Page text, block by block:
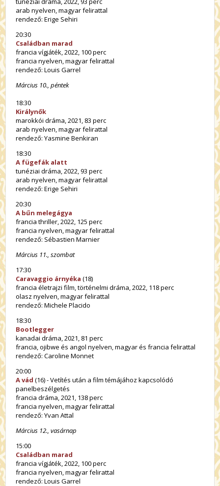
arab nyelven, magyar felirattal
rendező: Erige Sehiri
20:30
Családban marad
francia vígjáték, 2022, 100 perc
francia nyelven, magyar felirattal
rendező: Louis Garrel
Március 10., péntek
18:30
Királynők
marokkói dráma, 2021, 83 perc
arab nyelven, magyar felirattal
rendező: Yasmine Benkiran
18:30
A fügefák alatt
tunéziai dráma, 2022, 93 perc
arab nyelven, magyar felirattal
rendező: Erige Sehiri
20:30
A bűn melegágya
francia thriller, 2022, 125 perc
francia nyelven, magyar felirattal
rendező: Sébastien Marnier
Március 11., szombat
17:30
Caravaggio árnyéka (18)
francia életrajzi film, történelmi dráma, 2022, 118 perc
olasz nyelven, magyar felirattal
rendező: Michele Placido
18:30
Bootlegger
kanadai dráma, 2021, 81 perc
francia, ojibwe és angol nyelven, magyar és francia felirattal
rendező: Caroline Monnet
20:00
A vád (16) - Vetítés után a film témájához kapcsolódó
panelbeszélgetés
francia dráma, 2021, 138 perc
francia nyelven, magyar felirattal
rendező: Yvan Attal
Március 12., vasárnap
15:00
Családban marad
francia vígjáték, 2022, 100 perc
francia nyelven, magyar felirattal
rendező: Louis Garrel